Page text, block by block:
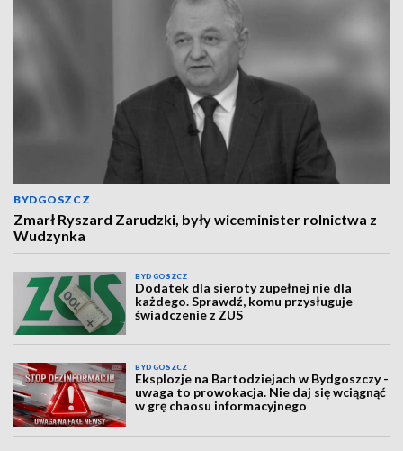
BYDGOSZCZ
Zmarł Ryszard Zarudzki, były wiceminister rolnictwa z
Wudzynka
BYDGOSZCZ
Dodatek dla sieroty zupełnej nie dla
każdego. Sprawdź, komu przysługuje
świadczenie z ZUS
BYDGOSZCZ
Eksplozje na Bartodziejach w Bydgoszczy -
uwaga to prowokacja. Nie daj się wciągnąć
w grę chaosu informacyjnego